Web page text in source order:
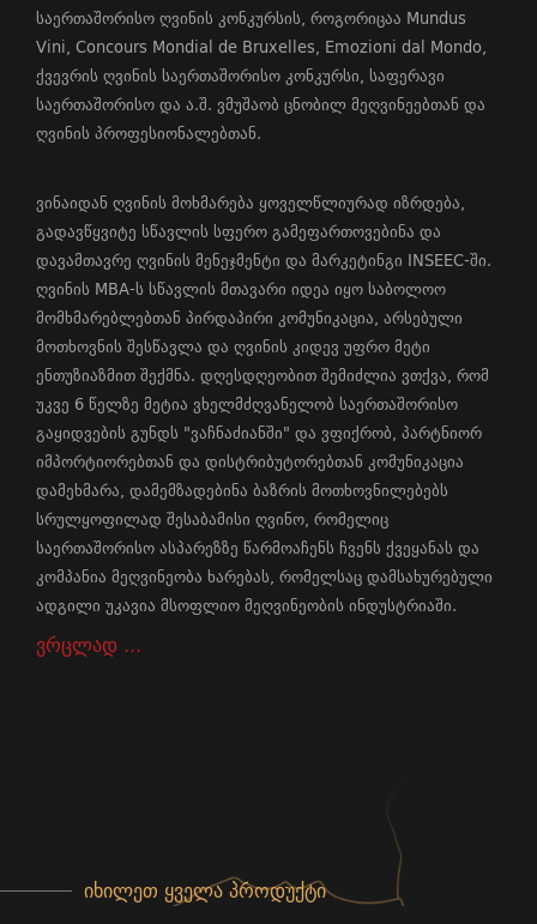
საერთაშორისო ღვინის კონკურსის, როგორიცაა Mundus
Vini, Concours Mondial de Bruxelles, Emozioni dal Mondo,
ქვევრის ღვინის საერთაშორისო კონკურსი, საფერავი
საერთაშორისო და ა.შ. ვმუშაობ ცნობილ მეღვინეებთან და
ღვინის პროფესიონალებთან.
ვინაიდან ღვინის მოხმარება ყოველწლიურად იზრდება,
გადავწყვიტე სწავლის სფერო გამეფართოვებინა და
დავამთავრე ღვინის მენეჯმენტი და მარკეტინგი INSEEC-ში.
ღვინის MBA-ს სწავლის მთავარი იდეა იყო საბოლოო
მომხმარებლებთან პირდაპირი კომუნიკაცია, არსებული
მოთხოვნის შესწავლა და ღვინის კიდევ უფრო მეტი
ენთუზიაზმით შექმნა. დღესდღეობით შემიძლია ვთქვა, რომ
უკვე 6 წელზე მეტია ვხელმძღვანელობ საერთაშორისო
გაყიდვების გუნდს "ვაჩნაძიანში" და ვფიქრობ, პარტნიორ
იმპორტიორებთან და დისტრიბუტორებთან კომუნიკაცია
დამეხმარა, დამემზადებინა ბაზრის მოთხოვნილებებს
სრულყოფილად შესაბამისი ღვინო, რომელიც
საერთაშორისო ასპარეზზე წარმოაჩენს ჩვენს ქვეყანას და
კომპანია მეღვინეობა ხარებას, რომელსაც დამსახურებული
ადგილი უკავია მსოფლიო მეღვინეობის ინდუსტრიაში.
ვრცლად ...
ᲘᲮᲘᲚᲔᲗ ᲧᲕᲔᲚᲐ ᲞᲠᲝᲓᲣᲥᲢᲘ